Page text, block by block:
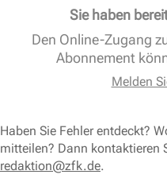
Sie haben
Den Online-Zugang
Abonnement
Melden
Haben Sie Fehler entdeckt?
mitteilen? Dann kontaktieren
redaktion@zfk.de.